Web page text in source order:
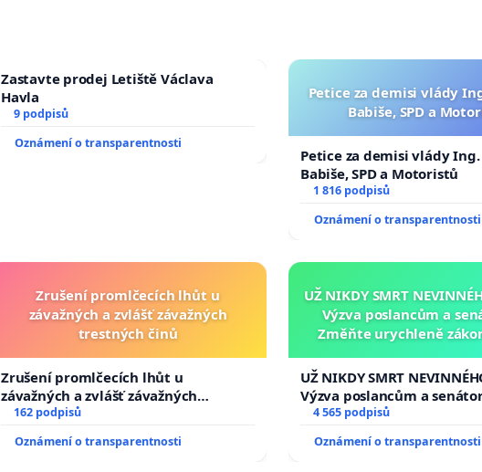
Zastavte prodej Letiště Václava
Havla
9 podpisů
Oznámení o transparentnosti
Petice za demisi vlády
Babiše, SPD a
Petice za demisi vlády
Babiše, SPD a Motoristů
1 816 podpisů
Oznámení o transparentnosti
Zrušení promlčecích lhůt u
závažných a zvlášť závažných
trestných činů
Zrušení promlčecích lhůt u
závažných a zvlášť závažných
trestných činů
162 podpisů
Oznámení o transparentnosti
UŽ NIKDY SMRT
Výzva poslancům a
Změňte urychleně
opakovat!
UŽ NIKDY SMRT
Výzva poslancům a
Změňte urychleně zákon,
tragédie malé Viktorky už
opakovat!
4 565 podpisů
Oznámení o transparentnosti